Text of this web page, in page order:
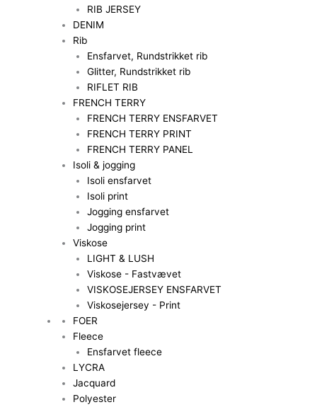
RIB JERSEY
DENIM
Rib
Ensfarvet, Rundstrikket rib
Glitter, Rundstrikket rib
RIFLET RIB
FRENCH TERRY
FRENCH TERRY ENSFARVET
FRENCH TERRY PRINT
FRENCH TERRY PANEL
Isoli & jogging
Isoli ensfarvet
Isoli print
Jogging ensfarvet
Jogging print
Viskose
LIGHT & LUSH
Viskose - Fastvævet
VISKOSEJERSEY ENSFARVET
Viskosejersey - Print
FOER
Fleece
Ensfarvet fleece
LYCRA
Jacquard
Polyester